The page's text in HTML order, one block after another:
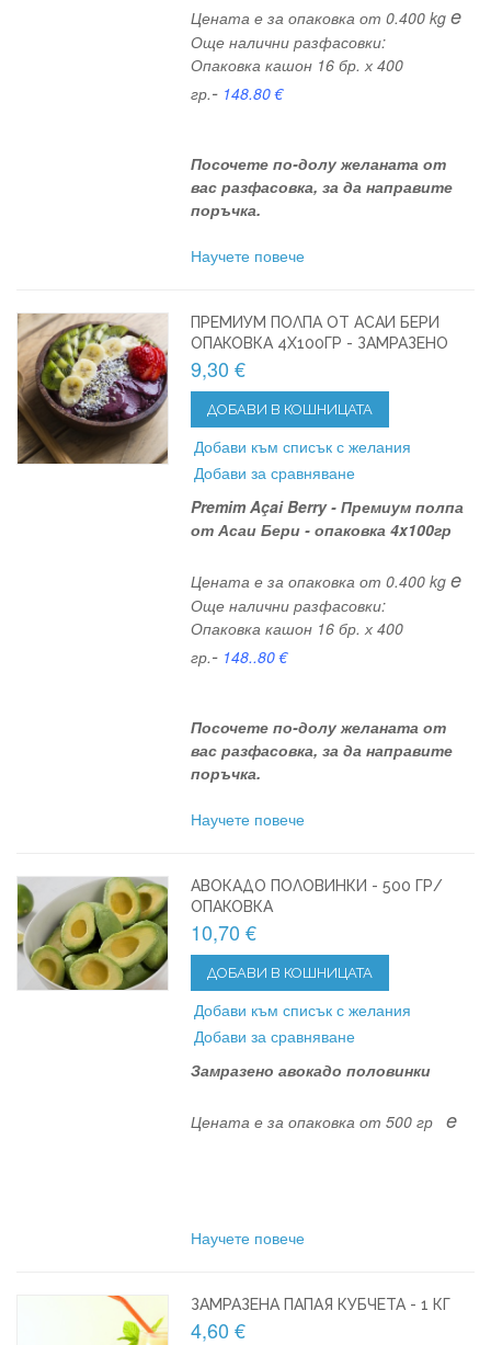
Цената е за опаковка от 0.400 kge
Още налични разфасовки:
Опаковка кашон 16 бр. х 400
гр.- 148.80€
Посочете по-долу желаната от
вас разфасовка, за да направите
поръчка.
Научете повече
ПРЕМИУМ ПОЛПА ОТ АСАИ БЕРИ
ОПАКОВКА 4X100ГР - ЗАМРАЗЕНО
9,30 €
ДОБАВИ В КОШНИЦАТА
Добави към списък с желания
Добави за сравняване
Premim Açai Berry - Премиум полпа
от Асаи Бери - опаковка 4x100гр
Цената е за опаковка от 0.400 kge
Още налични разфасовки:
Опаковка кашон 16 бр. х 400
гр.- 148..80€
Посочете по-долу желаната от
вас разфасовка, за да направите
поръчка.
Научете повече
АВОКАДО ПОЛОВИНКИ - 500 ГР/
ОПАКОВКА
10,70 €
ДОБАВИ В КОШНИЦАТА
Добави към списък с желания
Добави за сравняване
Замразено авокадо половинки
Цената е за опаковка от 500 грe
Научете повече
ЗАМРАЗЕНА ПАПАЯ КУБЧЕТА - 1 КГ
4,60 €